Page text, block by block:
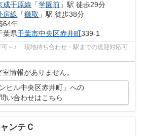
成千原線 「学園前 」駅 徒歩29分
房線 「鎌取 」駅 徒歩38分
64年
葉県千葉市中央区赤井町339-1
可～♪ 現地待ち合わせ・駅までの送迎対応可
情報がありません。
ンヒル中央区赤井町」への
い合わせはこちら
ンテＣ